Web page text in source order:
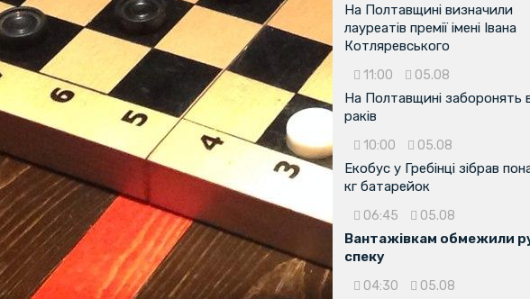
На Полтавщині визначили
лауреатів премії імені Івана
Котляревського
11:00 05.08
На Полтавщині заборонять
раків
10:00 05.08
Екобус у Гребінці зібрав
кг батарейок
06:45 05.08
Вантажівкам обмежили
спеку
04:30 05.08